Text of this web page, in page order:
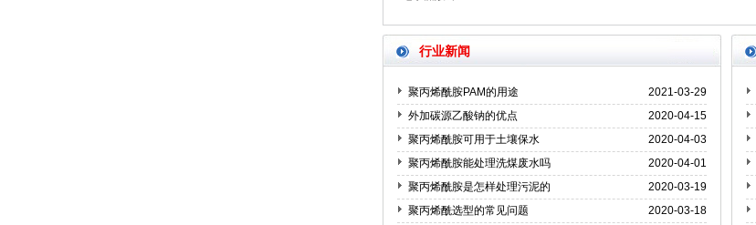
行业新闻
聚丙烯酰胺PAM的用途
2021-03-29
外加碳源乙酸钠的优点
2020-04-15
聚丙烯酰胺可用于土壤保水
2020-04-03
聚丙烯酰胺能处理洗煤废水吗
2020-04-01
聚丙烯酰胺是怎样处理污泥的
2020-03-19
聚丙烯酰选型的常见问题
2020-03-18